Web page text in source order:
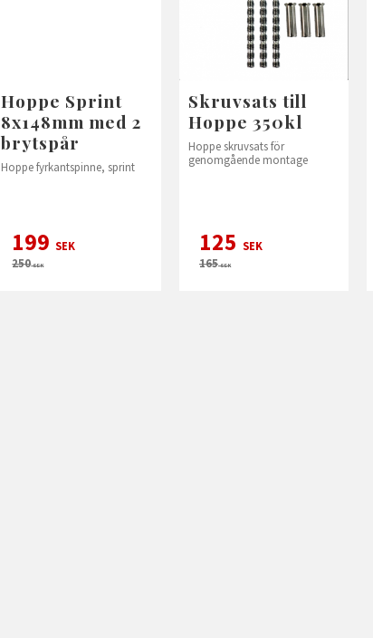
Hoppe Sprint
8x148mm med 2
brytspår
Hoppe fyrkantspinne, sprint
199 SEK
250SEK
Skruvsats till
Hoppe 350kl
Hoppe skruvsats för
genomgående montage
125 SEK
165SEK